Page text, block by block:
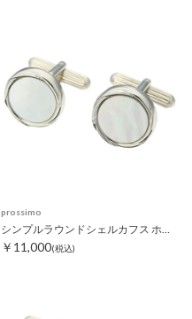
prossimo
シンプルラウンドシェルカフス ホワイト
￥11,000(税込)